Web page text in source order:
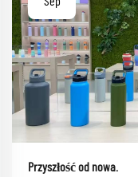
Przyszłość od nowa.